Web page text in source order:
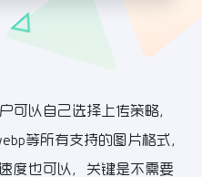
可以自己选择上传策略，
等所有支持的图片格式，
度也可以，关键是不需要